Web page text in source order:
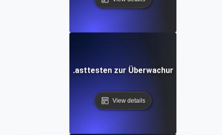
Kontinuierliches Lasttesten zur Überwachung der
View details